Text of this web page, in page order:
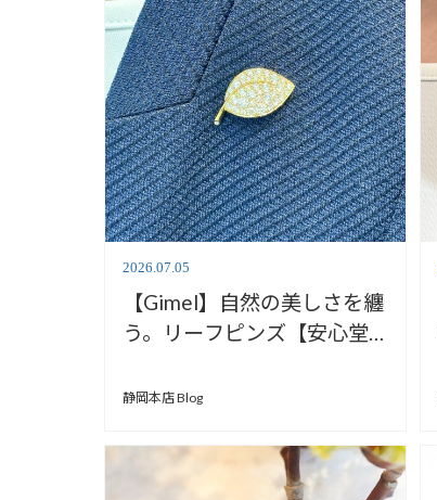
2026.07.05
【Gimel】自然の美しさを纏
う。リーフピンズ【安心堂
静岡本店 Blog